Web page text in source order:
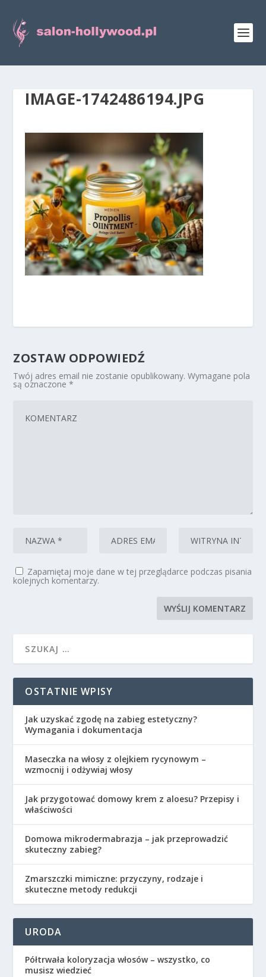
IMAGE-1742486194.JPG
ZOSTAW ODPOWIEDŹ
Twój adres email nie zostanie opublikowany. Wymagane pola
są oznaczone*
Zapamiętaj moje dane w tej przeglądarce podczas pisania
kolejnych komentarzy.
OSTATNIE WPISY
Jak uzyskać zgodę na zabieg estetyczny?
Wymagania i dokumentacja
Maseczka na włosy z olejkiem rycynowym –
wzmocnij i odżywiaj włosy
Jak przygotować domowy krem z aloesu? Przepisy i
właściwości
Domowa mikrodermabrazja – jak przeprowadzić
skuteczny zabieg?
Zmarszczki mimiczne: przyczyny, rodzaje i
skuteczne metody redukcji
URODA
Półtrwała koloryzacja włosów – wszystko, co
musisz wiedzieć